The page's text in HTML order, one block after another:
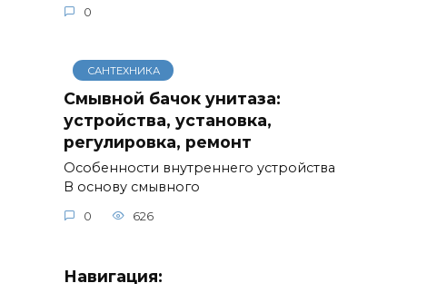
0
САНТЕХНИКА
Смывной бачок унитаза:
устройства, установка,
регулировка, ремонт
Особенности внутреннего устройства
В основу смывного
0 626
Навигация: